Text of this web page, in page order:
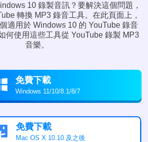
10 錄製音訊？要解決這個問題，
轉換 MP3 錄音工具。在此頁面上，
適用於 Windows 10 的 YouTube 錄音
何使用這些工具從 YouTube 錄製 MP3
音樂。
免費下載
Windows 11/10/8.1/8/7
免費下載
Mac OS X 10.10 及之後